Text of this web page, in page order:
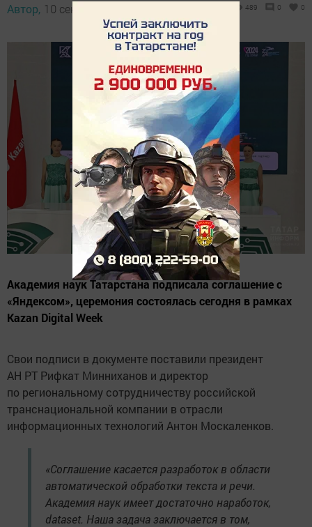
Автор, 10 сентября 2024 - 12:20 489 0 0
Академия наук Татарстана подписала соглашение с
«Яндексом», церемония состоялась сегодня в рамках
Kazan Digital Week
Свои подписи в документе поставили президент
АН РТ Рифкат Минниханов и директор
по региональному сотрудничеству российской
транснациональной компании в отрасли
информационных технологий Антон Москаленков.
«Соглашение касается разработок в области
автоматической обработки текста и речи.
Академия наук имеет достаточно наработок,
dataset. Наша задача заключается в том,